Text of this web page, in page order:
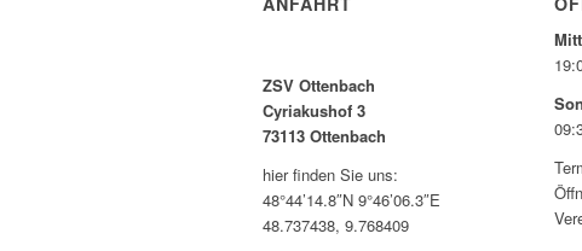
ZSV Ottenbach
Cyriakushof 3
73113 Ottenbach
hier finden Sie uns:
48°44’14.8″N 9°46’06.3″E
48.737438, 9.768409